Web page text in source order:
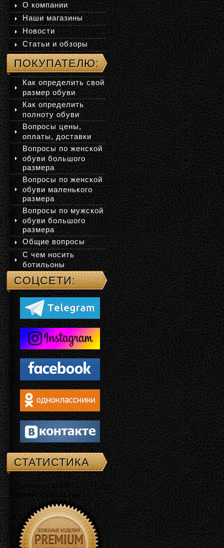
О компании
Наши магазины
Новости
Статьи и обзоры
ПОКУПАТЕЛЮ:
Как определить свой
размер обуви
Как определить
полноту обуви
Вопросы цены,
оплаты, доставки
Вопросы по женской
обуви большого
размера
Вопросы по женской
обуви маленького
размера
Вопросы по мужской
обуви большого
размера
Общие вопросы
С чем носить
ботильоны
СОЦСЕТИ:
СТАТИСТИКА
Память: 4.25 Mb
Время: 0.00721 сек.